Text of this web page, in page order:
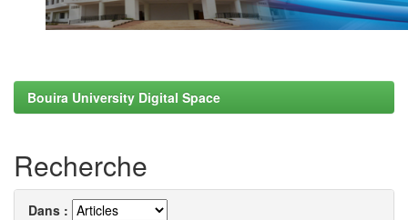
Bouira University Digital Space
Recherche
Dans :